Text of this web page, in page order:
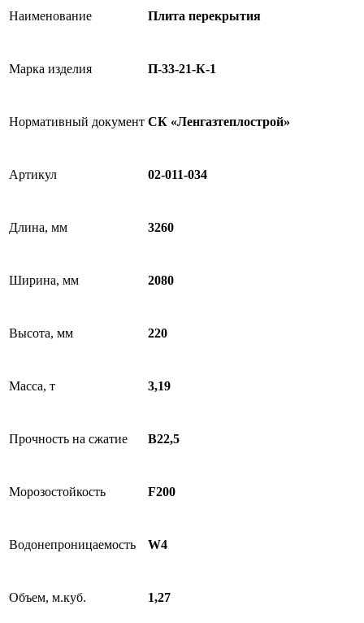
Наименование Плита перекрытия
Марка изделия П-33-21-К-1
Нормативный документ СК «Ленгазтеплострой»
Артикул 02-011-034
Длина, мм 3260
Ширина, мм 2080
Высота, мм 220
Масса, т 3,19
Прочность на сжатие В22,5
Морозостойкость F200
Водонепроницаемость W4
Объем, м.куб. 1,27